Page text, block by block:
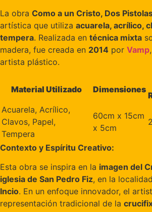
La obra Como a un Cristo, Dos
artística que utiliza acuarela, acrílico,
tempera. Realizada en técnica mixta
madera, fue creada en 2014 por Vamp
artista plástico.
Material Utilizado Dimensiones
Acuarela, Acrílico,
Clavos, Papel,
Tempera
60cm x 15cm
x 5cm
Contexto y Espíritu Creativo:
Esta obra se inspira en la imagen del
iglesia de San Pedro Fiz, en la
Incio. En un enfoque innovador, el
representación tradicional de la